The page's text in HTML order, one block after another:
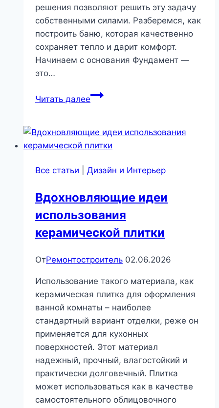
решения позволяют решить эту задачу
собственными силами. Разберемся, как
построить баню, которая качественно
сохраняет тепло и дарит комфорт.
Начинаем с основания Фундамент —
это…
Читать далееСекреты
|
Стройматериалы
технологии
Все статьи Дизайн и Интерьер
Вдохновляющие идеи
использования
керамической плитки
ОтРемонтостроитель 02.06.2026
Использование такого материала, как
керамическая плитка для оформления
ванной комнаты – наиболее
стандартный вариант отделки, реже он
применяется для кухонных
поверхностей. Этот материал
надежный, прочный, влагостойкий и
практически долговечный. Плитка
может использоваться как в качестве
самостоятельного облицовочного